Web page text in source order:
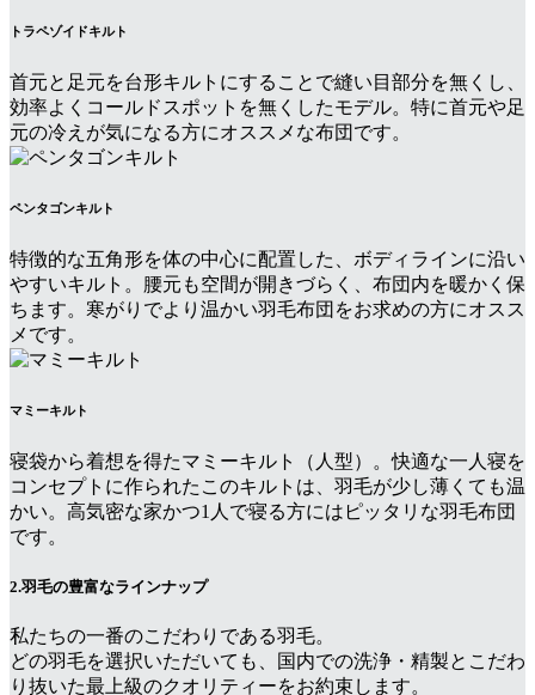
トラペゾイドキルト
首元と足元を台形キルトにすることで縫い目部分を無くし、
効率よくコールドスポットを無くしたモデル。特に首元や足
元の冷えが気になる方にオススメな布団です。
ペンタゴンキルト
特徴的な五角形を体の中心に配置した、ボディラインに沿い
やすいキルト。腰元も空間が開きづらく、布団内を暖かく保
ちます。寒がりでより温かい羽毛布団をお求めの方にオスス
メです。
マミーキルト
寝袋から着想を得たマミーキルト（人型）。快適な一人寝を
コンセプトに作られたこのキルトは、羽毛が少し薄くても温
かい。高気密な家かつ1人で寝る方にはピッタリな羽毛布団
です。
2.羽毛の豊富なラインナップ
私たちの一番のこだわりである羽毛。
どの羽毛を選択いただいても、国内での洗浄・精製とこだわ
り抜いた最上級のクオリティーをお約束します。